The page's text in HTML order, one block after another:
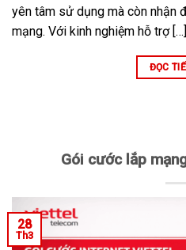
yên tâm sử dụng mà còn nhận
mạng. Với kinh nghiệm hỗ trợ […]
ĐỌC
Gói cước lắp
28
Th3